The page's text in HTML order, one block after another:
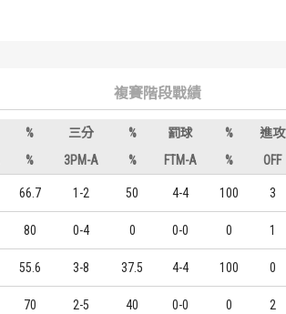
複賽階段戰績
% 三分 % 罰球 % 進攻
% 3PM-A % FTM-A % OFF
66.7 1-2 50 4-4 100 3
80 0-4 0 0-0 0 1
55.6 3-8 37.5 4-4 100 0
70 2-5 40 0-0 0 2